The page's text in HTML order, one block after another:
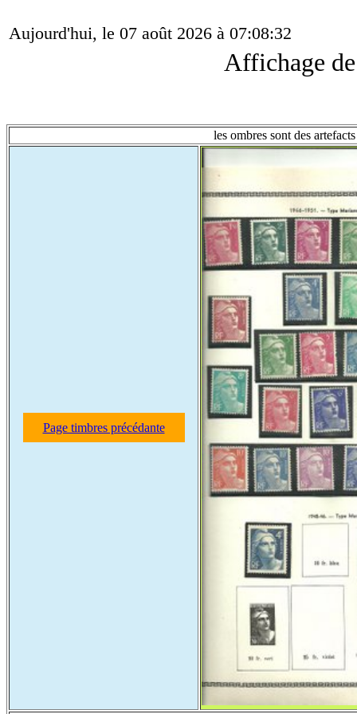
Aujourd'hui, le 07 août 2026 à 07:08:32
Affichage
les ombres sont des
Page timbres précédante